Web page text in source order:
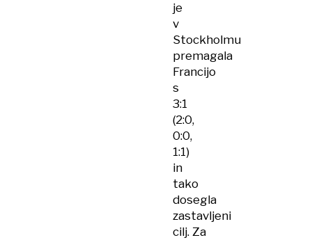
je
v
Stockholmu
premagala
Francijo
s
3:1
(2:0,
0:0,
1:1)
in
tako
dosegla
zastavljeni
cilj. Za